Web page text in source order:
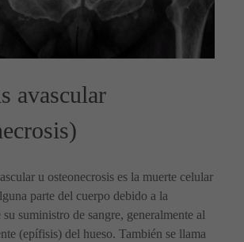
avascular
u osteonecrosis es la muerte celular
parte del cuerpo debido a la
suministro de sangre, generalmente al
(epífisis) del hueso. También se llama